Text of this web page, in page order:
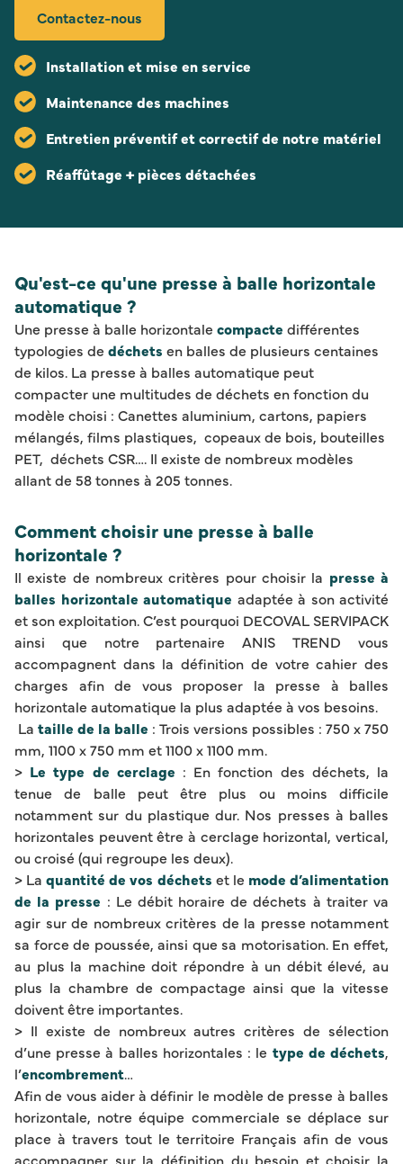
Contactez-nous
Installation et mise en service
Maintenance des machines
Entretien préventif et correctif de notre matériel
Réaffûtage + pièces détachées
Qu'est-ce qu'une presse à balle horizontale
automatique ?
Une presse à balle horizontale compacte différentes
typologies de déchets en balles de plusieurs centaines
de kilos. La presse à balles automatique peut
compacter une multitudes de déchets en fonction du
modèle choisi : Canettes aluminium, cartons, papiers
mélangés, films plastiques, copeaux de bois, bouteilles
PET, déchets CSR…. Il existe de nombreux modèles
allant de 58 tonnes à 205 tonnes.
Comment choisir une presse à balle
horizontale ?
Il existe de nombreux critères pour choisir la presse à
balles horizontale automatique adaptée à son activité
et son exploitation. C’est pourquoi DECOVAL SERVIPACK
ainsi que notre partenaire ANIS TREND vous
accompagnent dans la définition de votre cahier des
charges afin de vous proposer la presse à balles
horizontale automatique la plus adaptée à vos besoins.
La taille de la balle : Trois versions possibles : 750 x 750
mm, 1100 x 750 mm et 1100 x 1100 mm.
> Le type de cerclage : En fonction des déchets, la
tenue de balle peut être plus ou moins difficile
notamment sur du plastique dur. Nos presses à balles
horizontales peuvent être à cerclage horizontal, vertical,
ou croisé (qui regroupe les deux).
> Laquantité de vos déchets et le mode d’alimentation
de la presse : Le débit horaire de déchets à traiter va
agir sur de nombreux critères de la presse notamment
sa force de poussée, ainsi que sa motorisation. En effet,
au plus la machine doit répondre à un débit élevé, au
plus la chambre de compactage ainsi que la vitesse
doivent être importantes.
> Il existe de nombreux autres critères de sélection
d’une presse à balles horizontales : le type de déchets,
l’encombrement…
Afin de vous aider à définir le modèle de presse à balles
horizontale, notre équipe commerciale se déplace sur
place à travers tout le territoire Français afin de vous
accompagner sur la définition du besoin et choisir la